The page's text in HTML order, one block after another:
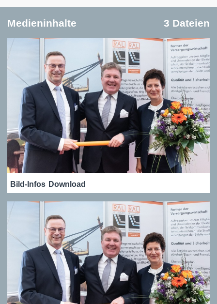
Medieninhalte 3 Dateien
Bild-Infos Download